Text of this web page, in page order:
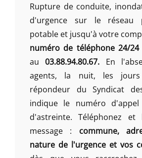
Rupture de conduite,
d'urgence sur le réseau
potable et jusqu'à votre
numéro de téléphone 24/24
au03.88.94.80.67. En
agents, la nuit, les
répondeur du Syndicat
indique le numéro
d'astreinte. Téléphonez et
message : commune,
nature de l'urgence et vos